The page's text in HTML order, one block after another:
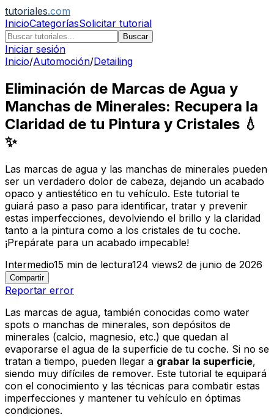
tutoriales.com
InicioCategoríasSolicitar tutorial
Buscar
Iniciar sesión
Inicio/Automoción/Detailing
Eliminación de Marcas de Agua y
Manchas de Minerales: Recupera la
Claridad de tu Pintura y Cristales 💧
✨
Las marcas de agua y las manchas de minerales pueden
ser un verdadero dolor de cabeza, dejando un acabado
opaco y antiestético en tu vehículo. Este tutorial te
guiará paso a paso para identificar, tratar y prevenir
estas imperfecciones, devolviendo el brillo y la claridad
tanto a la pintura como a los cristales de tu coche.
¡Prepárate para un acabado impecable!
Intermedio15 min de lectura124 views2 de junio de 2026
Compartir
Reportar error
Las marcas de agua, también conocidas como water
spots o manchas de minerales, son depósitos de
minerales (calcio, magnesio, etc.) que quedan al
evaporarse el agua de la superficie de tu coche. Si no se
tratan a tiempo, pueden llegar a grabar la superficie,
siendo muy difíciles de remover. Este tutorial te equipará
con el conocimiento y las técnicas para combatir estas
imperfecciones y mantener tu vehículo en óptimas
condiciones.